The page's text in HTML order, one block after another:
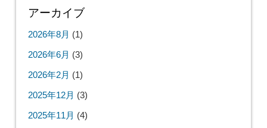
アーカイブ
2026年8月 (1)
2026年6月 (3)
2026年2月 (1)
2025年12月 (3)
2025年11月 (4)